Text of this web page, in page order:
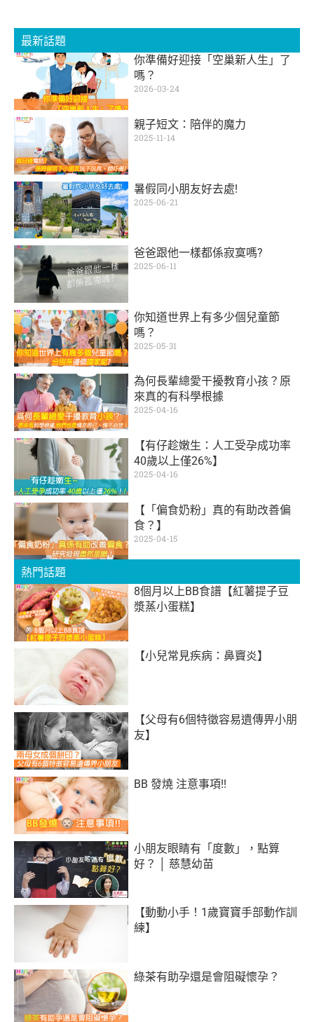
最新話題
你準備好迎接「空巢新人生」了
嗎？
2026-03-24
親子短文：陪伴的魔力
2025-11-14
暑假同小朋友好去處!
2025-06-21
爸爸跟他一樣都係寂寞嗎?
2025-06-11
你知道世界上有多少個兒童節
嗎？
2025-05-31
為何長輩總愛干擾教育小孩？原
來真的有科學根據
2025-04-16
【有仔趁嫩生：人工受孕成功率
40歲以上僅26%】
2025-04-16
【「偏食奶粉」真的有助改善偏
食？】
2025-04-15
熱門話題
8個月以上BB食譜【紅薯提子豆
漿蒸小蛋糕】
【小兒常見疾病：鼻竇炎】
【父母有6個特徵容易遺傳畀小朋
友】
BB 發燒‬ 注意事項!!
小朋友眼睛有「度數」，點算
好？ │ 慈慧幼苗
【動動小手！1歲寶寶手部動作訓
練】
綠茶有助孕還是會阻礙懷孕？